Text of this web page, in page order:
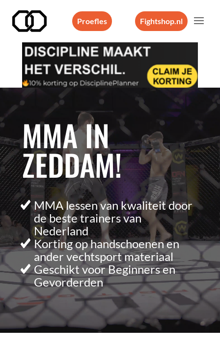
Proefles Fightshop.nl
Videospeler
MMA IN
ZEDDAM!
MMA lessen van kwaliteit door
de beste trainers van
Nederland
Korting op handschoenen en
ander vechtsport materiaal
Geschikt voor Beginners en
Gevorderden